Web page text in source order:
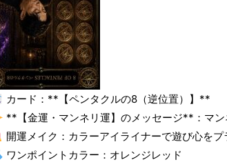
カード：**【ペンタクルの8（逆位置）】**
**【金運・マンネリ運】のメッセージ**：マン
開運メイク：カラーアイライナーで遊び心をプ
ワンポイントカラー：オレンジレッド